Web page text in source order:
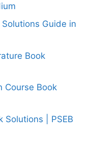
Guide in
Book
Course Book
Solutions | PSEB